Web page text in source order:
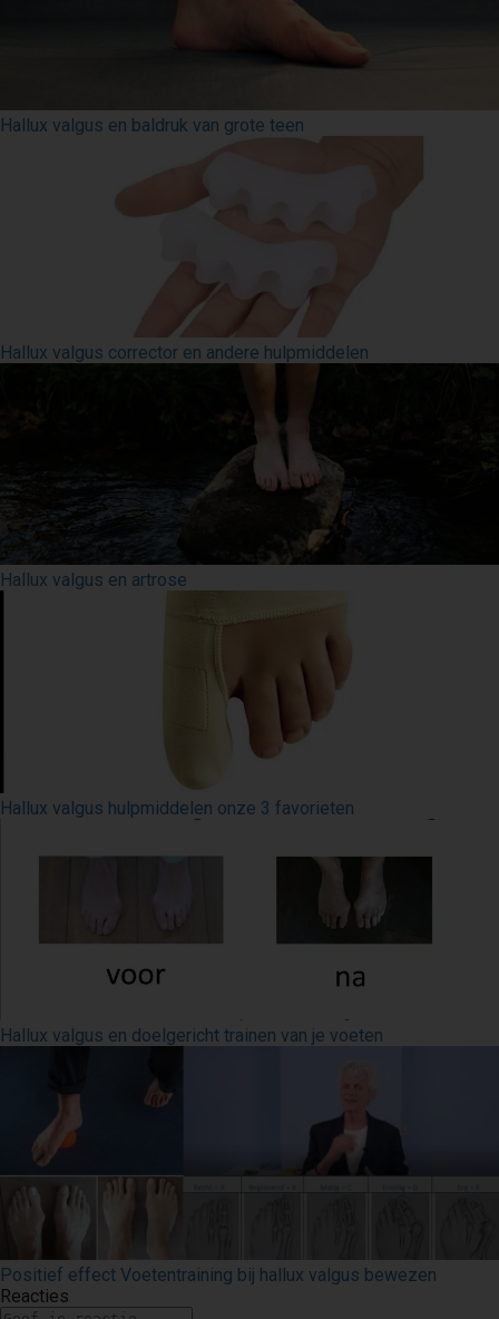
Hallux valgus en baldruk van grote teen
Hallux valgus corrector en andere hulpmiddelen
Hallux valgus en artrose
Hallux valgus hulpmiddelen onze 3 favorieten
Hallux valgus en doelgericht trainen van je voeten
Positief effect Voetentraining bij hallux valgus bewezen
Reacties